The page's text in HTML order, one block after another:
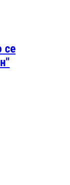
се